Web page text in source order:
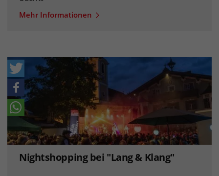
Mehr Informationen
Nightshopping bei "Lang & Klang"